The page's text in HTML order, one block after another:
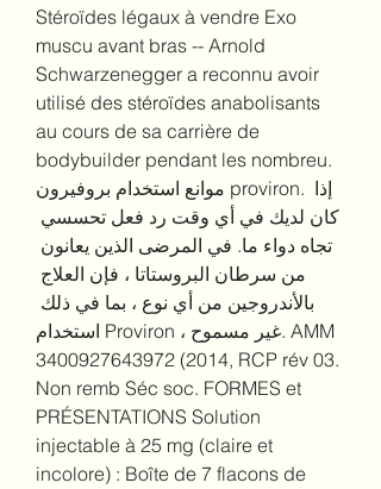
Stéroïdes légaux à vendre Exo
muscu avant bras -- Arnold
Schwarzenegger a reconnu avoir
utilisé des stéroïdes anabolisants
au cours de sa carrière de
bodybuilder pendant les nombreu.
موانع استخدام بروفيرون proviron. إذا
استخدام Proviron ، غير مسموح. AMM
3400927643972 (2014, RCP rév 03.
Non remb Séc soc. FORMES et
PRÉSENTATIONS Solution
injectable à 25 mg (claire et
incolore) : Boîte de 7 flacons de